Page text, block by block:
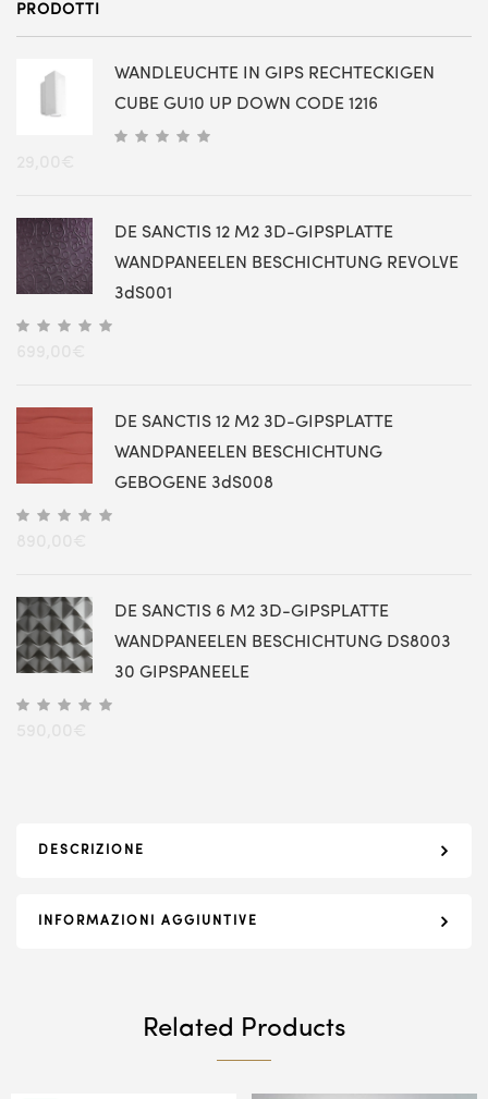
PRODOTTI
WANDLEUCHTE IN GIPS RECHTECKIGEN
CUBE GU10 UP DOWN CODE 1216
DE SANCTIS 12 M2 3D-GIPSPLATTE
WANDPANEELEN BESCHICHTUNG REVOLVE
3dS001
DE SANCTIS 12 M2 3D-GIPSPLATTE
WANDPANEELEN BESCHICHTUNG
GEBOGENE 3dS008
DE SANCTIS 6 M2 3D-GIPSPLATTE
WANDPANEELEN BESCHICHTUNG DS8003
30 GIPSPANEELE
DESCRIZIONE
INFORMAZIONI AGGIUNTIVE
Related Products